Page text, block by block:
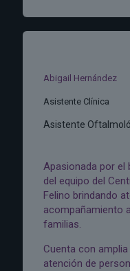
Abigail Hernández
Asistente Clínica
Asistente
Apasionada por el
del equipo del
Felino brindando
acompañamiento
familias.
Cuenta con
atención de